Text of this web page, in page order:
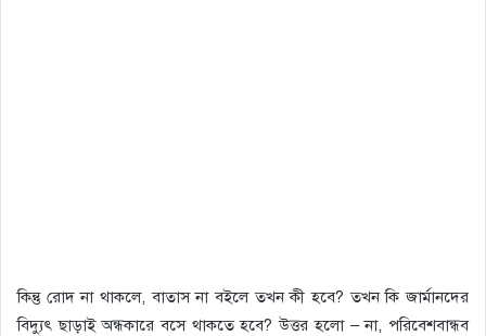
কিন্তু রোদ না থাকলে, বাতাস না বইলে তখন কী হবে? তখন কি জার্মানদের
বিদ্যুৎ ছাড়াই অন্ধকারে বসে থাকতে হবে? উত্তর হলো – না, পরিবেশবান্ধব